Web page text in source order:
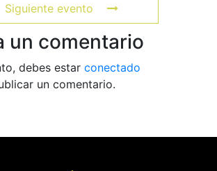
Siguiente evento
un comentario
debes estar conectado
un comentario.